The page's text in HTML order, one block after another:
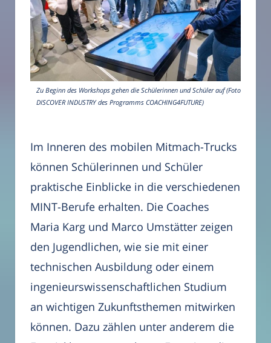
Zu Beginn des Workshops gehen die Schülerinnen und Schüler auf (Foto:
DISCOVER INDUSTRY des Programms COACHING4FUTURE)
Im Inneren des mobilen Mitmach-Trucks
können Schülerinnen und Schüler
praktische Einblicke in die verschiedenen
MINT-Berufe erhalten. Die Coaches
Maria Karg und Marco Umstätter zeigen
den Jugendlichen, wie sie mit einer
technischen Ausbildung oder einem
ingenieurswissenschaftlichen Studium
an wichtigen Zukunftsthemen mitwirken
können. Dazu zählen unter anderem die